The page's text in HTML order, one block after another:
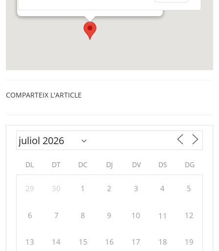
COMPARTEIX L'ARTICLE
DL DT DC DJ DV DS DG
29 30 1 2 3 4 5
6 7 8 9 10 11 12
13 14 15 16 17 18 19